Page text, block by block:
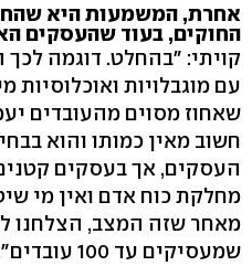
אחרת, המשמעות היא
החוקים, בעוד שהעסקים
קויתי: "בהחלט. דוגמה
עם מוגבלויות ואוכלוסיות
שאחוז מסוים מהעובדים
חשוב מאין כמותו והוא
העסקים, אך בעסקים קטנים
מחלקת כוח אדם ואין מי
מאחר שזה המצב, הצלחנו
שמעסיקים עד 100 עובדים".